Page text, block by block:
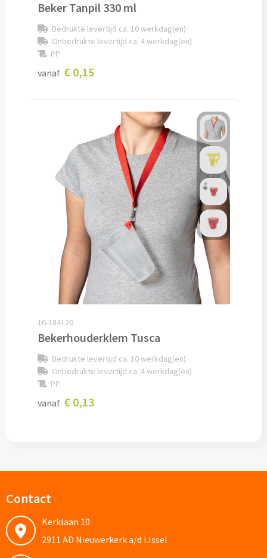
Potloden bedrukken
Markeerstiften bedrukken
Waskrijtjes bedrukken
Notitieboekjes & Schrijfmappen
Notitieboekjes bedrukken
Notitieblokken bedrukken
Schrijfmappen bedrukken
Documentmappen bedrukken
Klemborden bedrukken
Memoblaadjes bedrukken
Memo boekjes bedrukken
Custom made
Custom made notitieboekjes
Custom made schrijfblokken
Beker Tanpil 330 ml
Bedrukte levertijd ca. 10 werkdag(en)
Onbedrukte levertijd ca. 4 werkdag(en)
PP
vanaf € 0,15
16-184120
Bekerhouderklem Tusca
Bedrukte levertijd ca. 10 werkdag(en)
Onbedrukte levertijd ca. 4 werkdag(en)
PP
vanaf € 0,13
Contact
Kerklaan 10
2911 AD Nieuwerkerk a/d IJssel